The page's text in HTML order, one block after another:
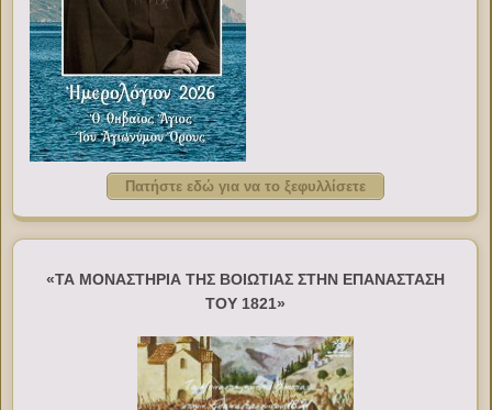
Πατήστε εδώ για να το ξεφυλλίσετε
«ΤΑ ΜΟΝΑΣΤΗΡΙΑ ΤΗΣ ΒΟΙΩΤΙΑΣ ΣΤΗΝ ΕΠΑΝΑΣΤΑΣΗ
ΤΟΥ 1821»